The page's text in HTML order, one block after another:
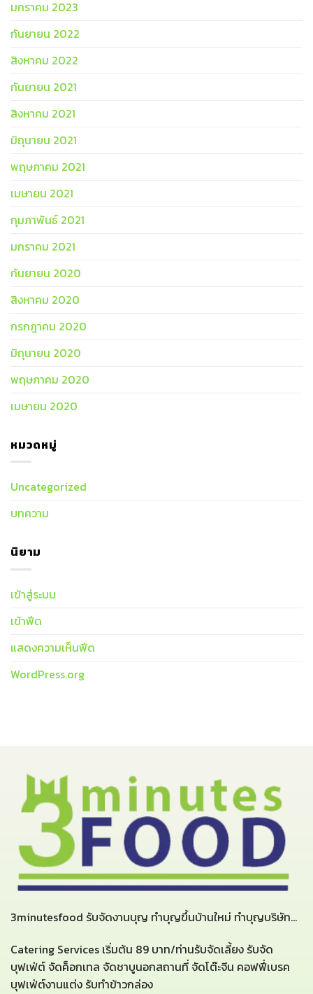
มกราคม 2023
กันยายน 2022
สิงหาคม 2022
กันยายน 2021
สิงหาคม 2021
มิถุนายน 2021
พฤษภาคม 2021
เมษายน 2021
กุมภาพันธ์ 2021
มกราคม 2021
กันยายน 2020
สิงหาคม 2020
กรกฎาคม 2020
มิถุนายน 2020
พฤษภาคม 2020
เมษายน 2020
หมวดหมู่
Uncategorized
บทความ
นิยาม
เข้าสู่ระบบ
เข้าฟีด
แสดงความเห็นฟีด
WordPress.org
3minutesfood รับจัดงานบุญ ทำบุญขึ้นบ้านใหม่ ทำบุญบริษัท...
Catering Services เริ่มต้น 89 บาท/ท่านรับจัดเลี้ยง รับจัด
บุฟเฟ่ต์ จัดค็อกเทล จัดชาบูนอกสถานที่ จัดโต๊ะจีน คอฟฟี่เบรค
บุฟเฟ่ต์งานแต่ง รับทำข้าวกล่อง